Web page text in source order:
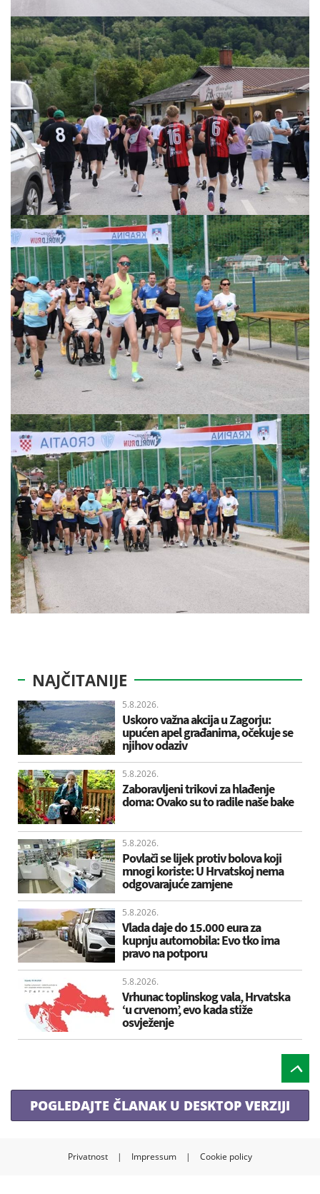
NAJČITANIJE
5.8.2026.
Uskoro važna akcija u Zagorju:
upućen apel građanima, očekuje se
njihov odaziv
5.8.2026.
Zaboravljeni trikovi za hlađenje
doma: Ovako su to radile naše bake
5.8.2026.
Povlači se lijek protiv bolova koji
mnogi koriste: U Hrvatskoj nema
odgovarajuće zamjene
5.8.2026.
Vlada daje do 15.000 eura za
kupnju automobila: Evo tko ima
pravo na potporu
5.8.2026.
Vrhunac toplinskog vala, Hrvatska
‘u crvenom’, evo kada stiže
osvježenje
POGLEDAJTE ČLANAK U DESKTOP VERZIJI
Privatnost | Impressum | Cookie policy